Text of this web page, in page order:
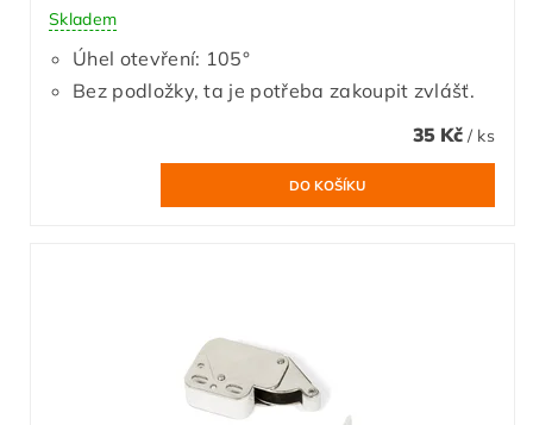
Skladem
Úhel otevření: 105°
Bez podložky, ta je potřeba zakoupit zvlášť.
35 Kč / ks